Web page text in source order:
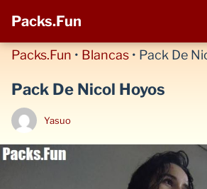
Packs.Fun
Packs.Fun • Blancas • Pack De
Pack De Nicol Hoyos
Yasuo